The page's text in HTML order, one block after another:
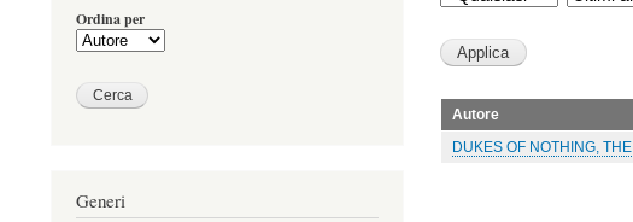
Autore
DUKES OF NOTHING, THE
Ordina per
Generi